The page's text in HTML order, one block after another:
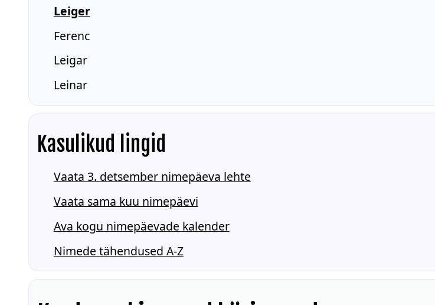
Leiger
Ferenc
Leigar
Leinar
Kasulikud lingid
Vaata 3. detsember nimepäeva lehte
Vaata sama kuu nimepäevi
Ava kogu nimepäevade kalender
Nimede tähendused A-Z